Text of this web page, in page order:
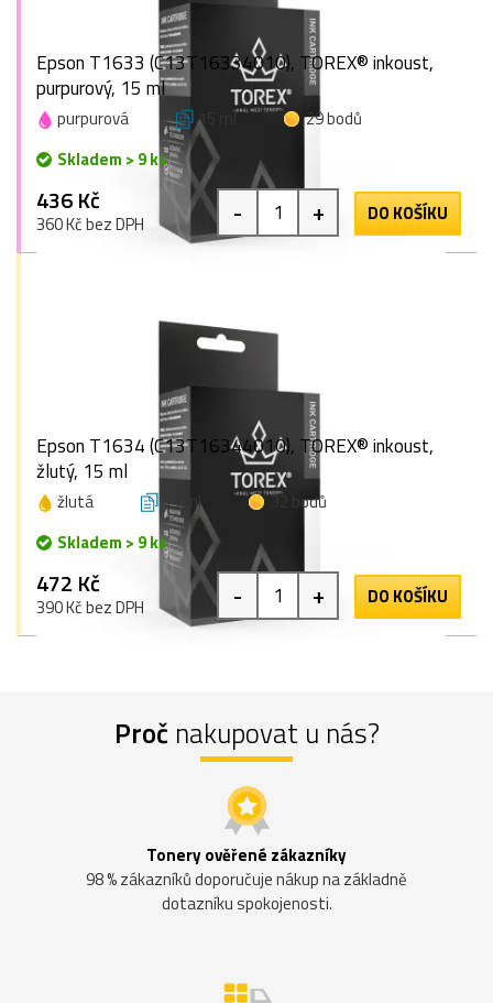
Epson T1633 (C13T16334010), TOREX® inkoust,
purpurový, 15 ml
purpurová 15 ml
29 bodů
Skladem > 9 ks
436 Kč
360 Kč bez DPH - + DO KOŠÍKU
Epson T1634 (C13T16344010), TOREX® inkoust,
žlutý, 15 ml
žlutá 15 ml
32 bodů
Skladem > 9 ks
472 Kč
390 Kč bez DPH - + DO KOŠÍKU
Proč nakupovat u nás?
Tonery ověřené zákazníky
98 % zákazníků doporučuje nákup na základně
dotazníku spokojenosti.